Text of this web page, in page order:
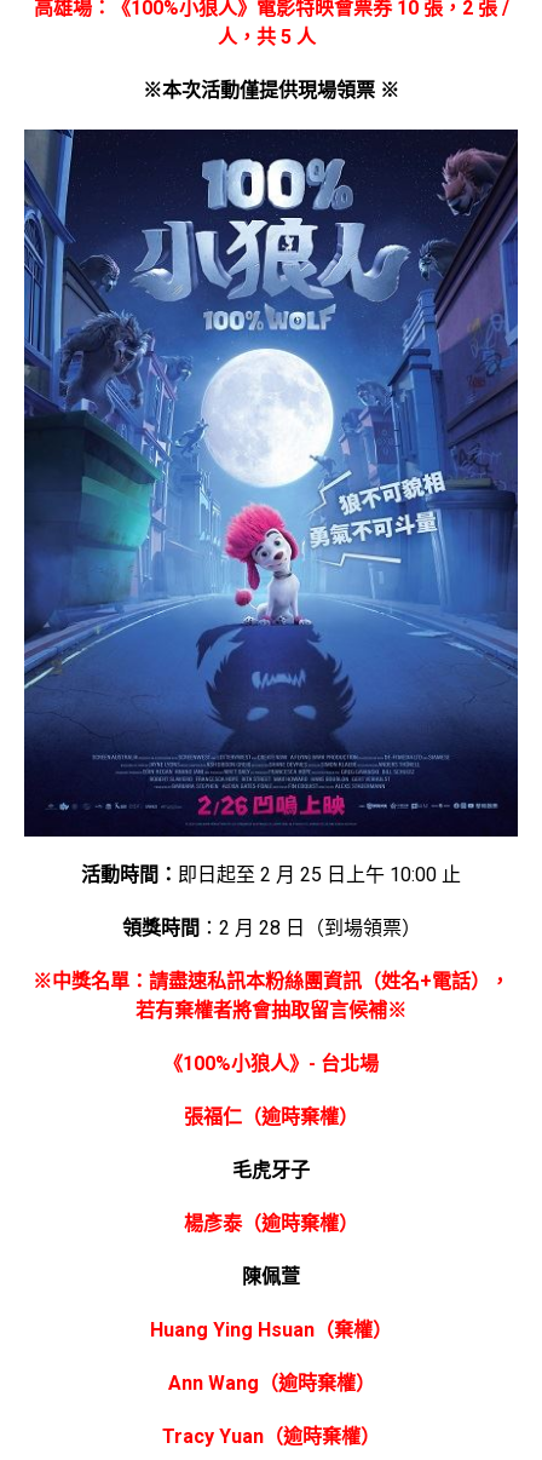
高雄場：《100%小狼人》電影特映會票券 10 張，2 張 /
人，共 5 人
※本次活動僅提供現場領票 ※
活動時間： 即日起至 2 月 25 日上午 10:00 止
領獎時間 ：2 月 28 日（到場領票）
※中獎名單：請盡速私訊本粉絲團資訊（姓名+電話），
若有棄權者將會抽取留言候補※
《100%小狼人》- 台北場
張福仁（逾時棄權）
毛虎牙子
楊彥泰（逾時棄權）
陳佩萱
Huang Ying Hsuan（棄權）
Ann Wang（逾時棄權）
Tracy Yuan（逾時棄權）